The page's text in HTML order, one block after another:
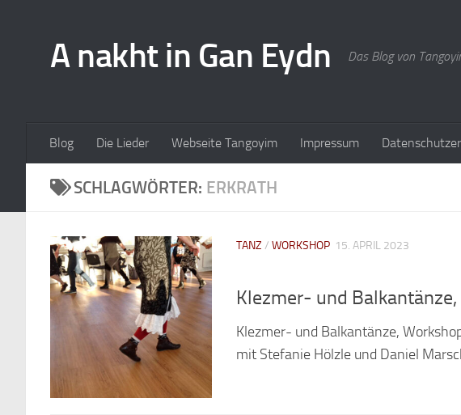
A nakht in Gan Eydn Das Blog von
Blog Die Lieder Webseite Tangoyim Impressum
SCHLAGWÖRTER: ERKRATH
TANZ / WORKSHOP 15. APRIL 2023
Klezmer- und
Klezmer- und Balkantänze,
mit Stefanie Hölzle und Daniel